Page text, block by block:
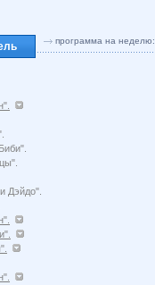
программа на неделю:
Дэйдо".